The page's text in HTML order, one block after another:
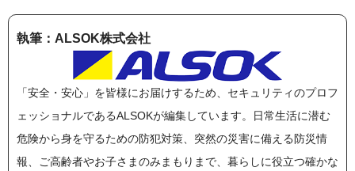
執筆：ALSOK株式会社
「安全・安心」を皆様にお届けするため、セキュリティのプロフ
ェッショナルであるALSOKが編集しています。日常生活に潜む
危険から身を守るための防犯対策、突然の災害に備える防災情
報、ご高齢者やお子さまのみまもりまで、暮らしに役立つ確かな